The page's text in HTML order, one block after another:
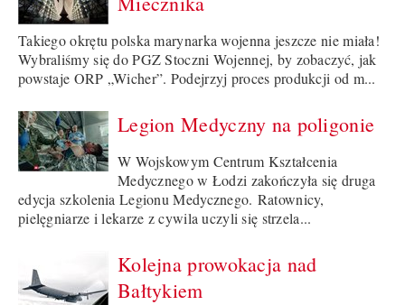
Takiego okrętu polska marynarka wojenna jeszcze nie miała!
Wybraliśmy się do PGZ Stoczni Wojennej, by zobaczyć, jak
powstaje ORP „Wicher”. Podejrzyj proces produkcji od m...
Legion Medyczny na poligonie
W Wojskowym Centrum Kształcenia
Medycznego w Łodzi zakończyła się druga
edycja szkolenia Legionu Medycznego. Ratownicy,
pielęgniarze i lekarze z cywila uczyli się strzela...
Kolejna prowokacja nad
Bałtykiem